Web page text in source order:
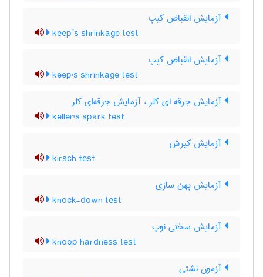
آزمایش انقباض کیپ
keep’s shrinkage test
آزمایش انقباض کیپ
keep's shrinkage test
آزمایش جرقه ای کلر ، آزمایش جرقه‌ای کلر
keller's spark test
آزمایش کیرش
kirsch test
آزمایش پهن سازی
knock-down test
آزمایش سختی نوپ
knoop hardness test
آزمون نشتی